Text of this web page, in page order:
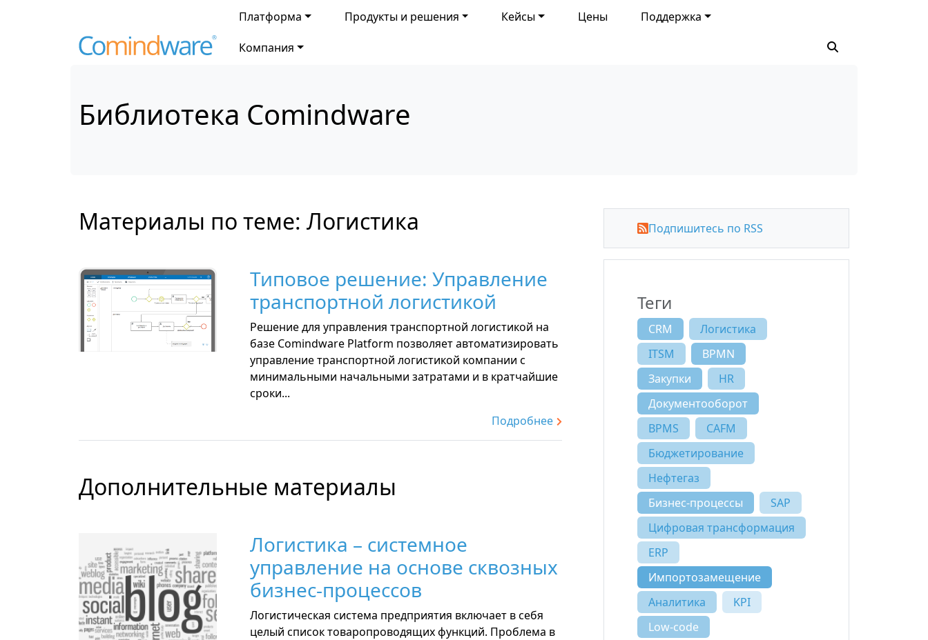
Платформа Продукты и решения Кейсы Цены Поддержка
Компания
Библиотека Comindware
Материалы по теме: Логистика
Типовое решение: Управление
транспортной логистикой
Решение для управления транспортной логистикой на
базе Comindware Platform позволяет автоматизировать
управление транспортной логистикой компании с
минимальными начальными затратами и в кратчайшие
сроки...
Подробнее
Дополнительные материалы
Логистика – системное
управление на основе сквозных
бизнес-процессов
Логистическая система предприятия включает в себя
целый список товаропроводящих функций. Проблема в
Подпишитесь по RSS
Теги
CRM
Логистика
ITSM
BPMN
Закупки
HR
Документооборот
BPMS
CAFM
Бюджетирование
Нефтегаз
Бизнес-процессы
SAP
Цифровая трансформация
ERP
Импортозамещение
Аналитика
KPI
Low-code